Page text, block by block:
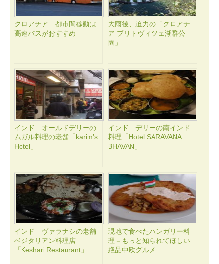
クロアチア 都市間移動は
高速バスがおすすめ
大雨後、迫力の「クロアチ
ア プリトヴィツェ湖群公
園」
インド オールドデリーの
ムガル料理の老舗「karim’s
Hotel」
インド デリーの南インド
料理「Hotel SARAVANA
BHAVAN」
インド ヴァラナシの老舗
ベジタリアン料理店
「Keshari Restaurant」
現地で食べたハンガリー料
理－もっと知られてほしい
絶品中欧グルメ